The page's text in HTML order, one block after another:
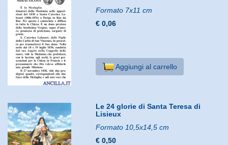
Formato 7x11 cm
€ 0,06
Aggiungi al carrello
Le 24 glorie di Santa Teresa di
Lisieux
Formato 10,5x14,5 cm
€ 0,50